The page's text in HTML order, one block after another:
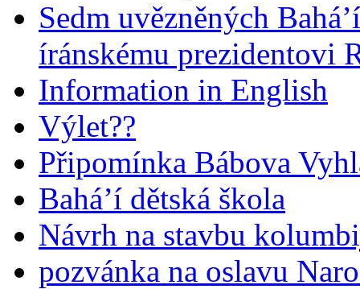
Sedm uvězněných
íránskému prezidentovi
Information in English
Výlet??
Připomínka Bábova
Bahá’í dětská škola
Návrh na stavbu
pozvánka na oslavu